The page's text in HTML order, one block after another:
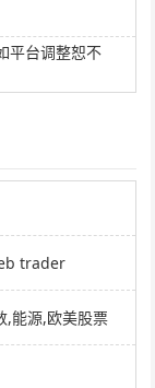
平台调整恕不
trader
,能源,欧美股票